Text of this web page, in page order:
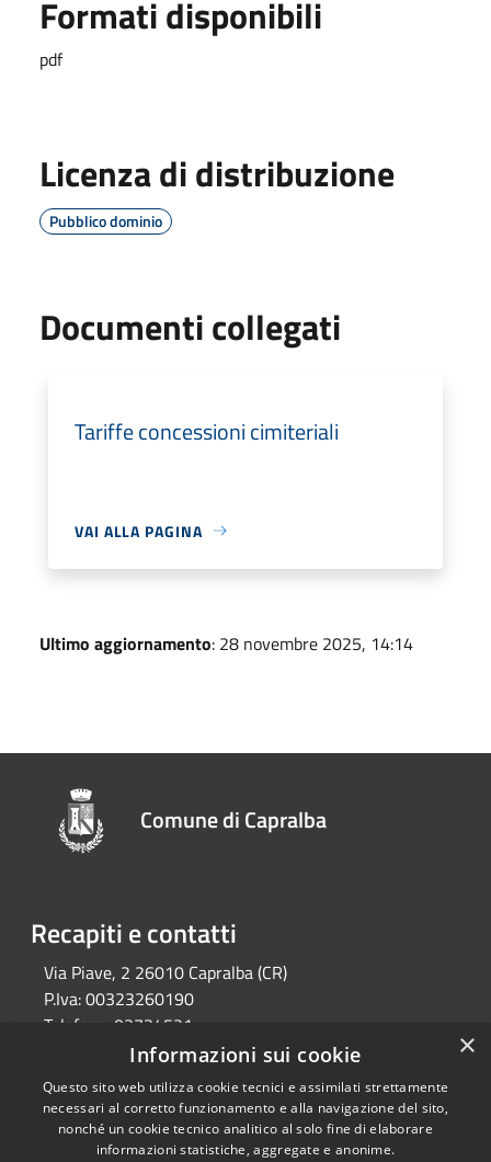
Formati disponibili
pdf
Licenza di distribuzione
Pubblico dominio
Documenti collegati
Tariffe concessioni cimiteriali
VAI ALLA PAGINA
Ultimo aggiornamento: 28 novembre 2025, 14:14
Comune di Capralba
Recapiti e contatti
Via Piave, 2 26010 Capralba (CR)
P.Iva:00323260190
Telefono: 03734521
segreteria@comune.capralba.cr.it
Pec:
pec@pec.comune.capralba.cr.it
Copyright © 2026 • Comune di
×
Informazioni sui cookie
Questo sito web utilizza cookie tecnici e assimilati strettamente
necessari al corretto funzionamento e alla navigazione del sito,
nonché un cookie tecnico analitico al solo fine di elaborare
informazioni statistiche, aggregate e anonime.